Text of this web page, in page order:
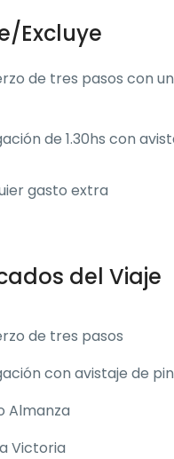
Excluye
de tres pasos con
de 1.30hs con
gasto extra
del Viaje
de tres pasos
con avistaje de
Almanza
Victoria